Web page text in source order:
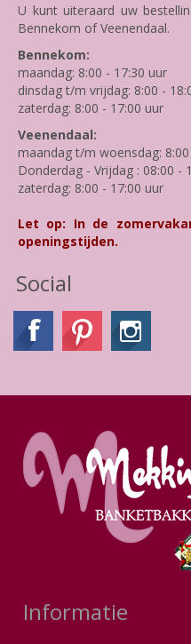
U kunt uiteraard uw
Bennekom of Veenendaal.
Bennekom:
maandag: 8:00 - 17:30 uur
dinsdag t/m vrijdag: 8:00 -
zaterdag: 8:00 - 17:00 uur
Veenendaal:
maandag t/m woensdag:
Donderdag - Vrijdag : 08:00 -
zaterdag: 8:00 - 17:00 uur
Let op: In de
openingstijden.
Social
Informatie